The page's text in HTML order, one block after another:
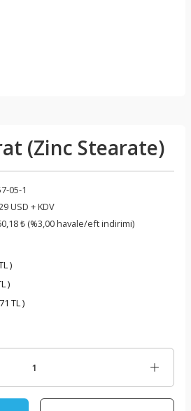
(Zinc Stearate)
05-1
USD + KDV
₺ (%3,00 havale/eft indirimi)
)
)
TL )